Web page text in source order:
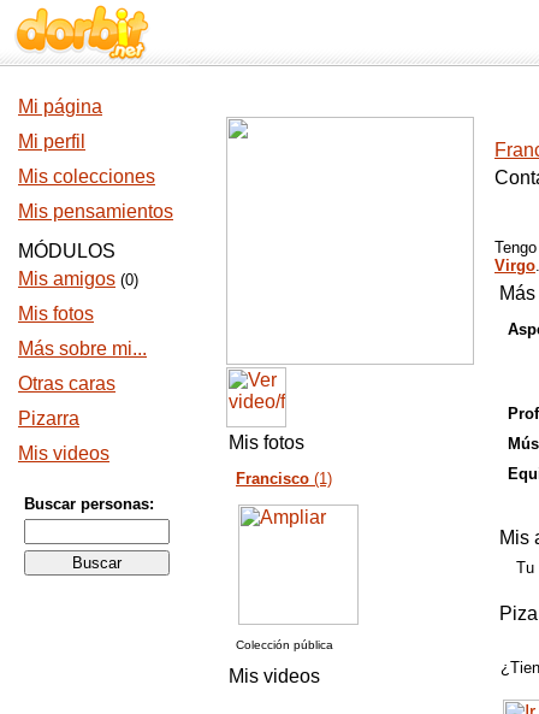
Mi página
Mi perfil
Mis colecciones
Mis pensamientos
MÓDULOS
Mis amigos (0)
Mis fotos
Más sobre mi...
Otras caras
Pizarra
Mis videos
Buscar personas:
Mis fotos
Francisco (1)
Colección pública
Mis videos
Virgo
Mis
Tu